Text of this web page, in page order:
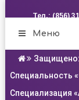
Тел.: (856)
Меню
Защищено:
Специальность
Специализация